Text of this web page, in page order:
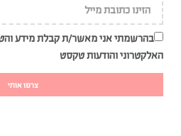
בהרשמתי אני מאשר/ת קבלת מידע
האלקטרוני והודעות טקסט
צרפו אותי